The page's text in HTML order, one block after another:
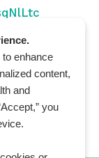
enhance
content,
and
you